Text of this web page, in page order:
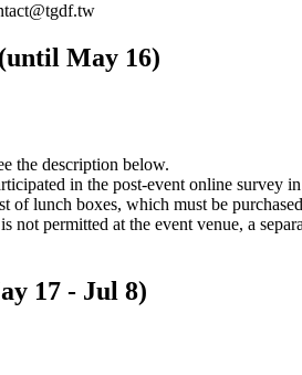
(until May 16)
the description below.
in the post-event online
of lunch boxes, which must be
permitted at the event venue, a
17 - Jul 8)